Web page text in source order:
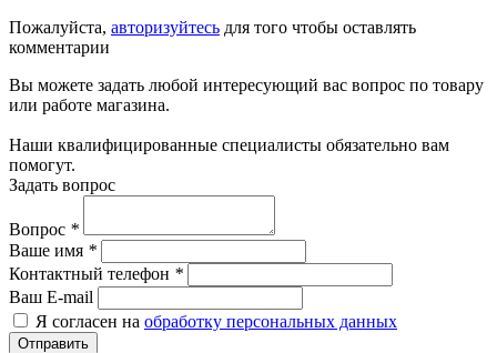
Пожалуйста, авторизуйтесь для того чтобы оставлять
комментарии
Вы можете задать любой интересующий вас вопрос по товару
или работе магазина.
Наши квалифицированные специалисты обязательно вам
помогут.
Задать вопрос
Вопрос *
Ваше имя *
Контактный телефон *
Ваш E-mail
Я согласен на обработку персональных данных
Отправить